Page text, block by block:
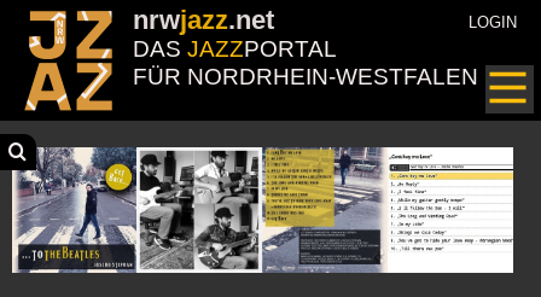
nrwjazz.net
DAS JAZZPORTAL
FÜR NORDRHEIN-WESTFALEN
LOGIN